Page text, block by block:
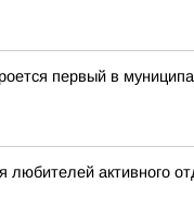
первый в
активного